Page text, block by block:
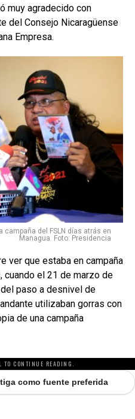
muy agradecido con
del Consejo Nicaragüense
Empresa.
campaña del FSLN días atrás en
Managua. Foto: Presidencia
ver que estaba en campaña
cuando el 21 de marzo de
paso a desnivel de
utilizaban gorras con
de una campaña
TO CONTINUE READING.
como fuente preferida